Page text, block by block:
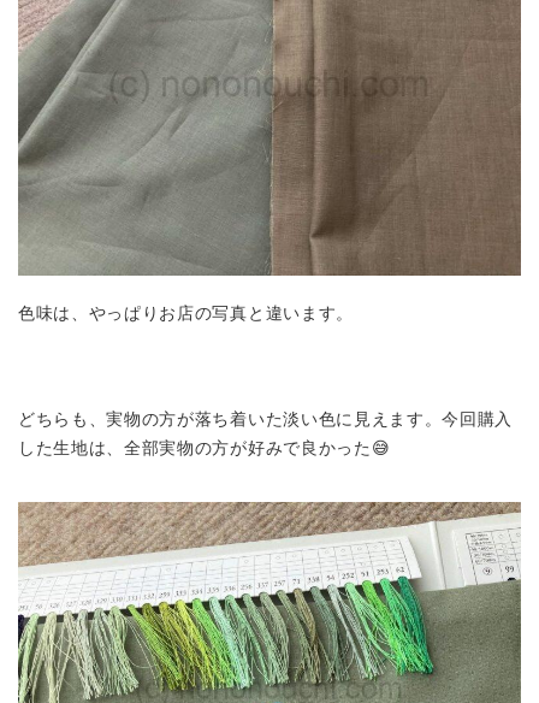
色味は、やっぱりお店の写真と違います。
どちらも、実物の方が落ち着いた淡い色に見えます。今回購入
した生地は、全部実物の方が好みで良かった😅